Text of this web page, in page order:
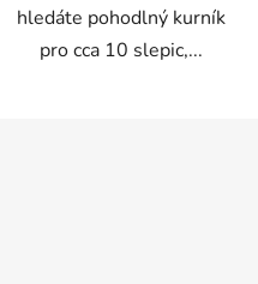
hledáte pohodlný kurník
pro cca 10 slepic,...